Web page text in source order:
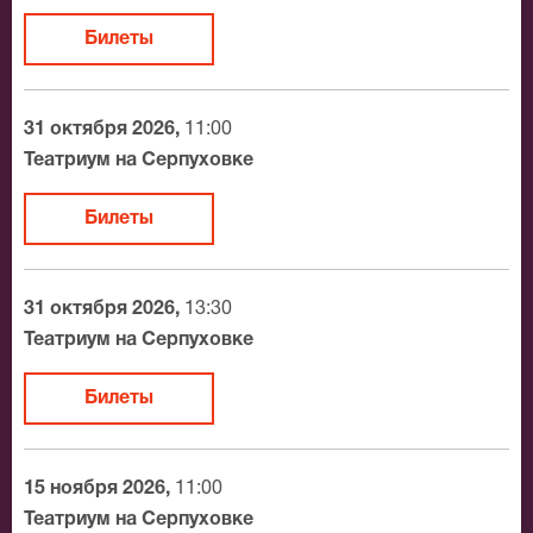
Билеты
31 октября 2026, 11:00
Театриум на Серпуховке
Билеты
31 октября 2026, 13:30
Театриум на Серпуховке
Билеты
15 ноября 2026, 11:00
Театриум на Серпуховке